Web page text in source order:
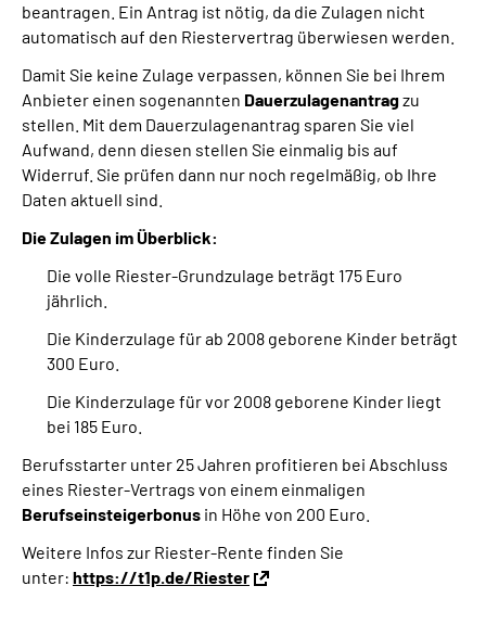
Die DRV Knappschaft-Bahn-See in Deutscher
Gebärdensprache
Leichte Sprache
Suche
Mein Kundenportal
beantragen. Ein Antrag ist nötig, da die Zulagen nicht
automatisch auf den Riestervertrag überwiesen werden.
Damit Sie keine Zulage verpassen, können Sie bei Ihrem
Anbieter einen sogenannten Dauerzulagenantragzu
stellen. Mit dem Dauerzulagenantrag sparen Sie viel
Aufwand, denn diesen stellen Sie einmalig bis auf
Widerruf. Sie prüfen dann nur noch regelmäßig, ob Ihre
Daten aktuell sind.
Die Zulagen im Überblick:
Die volle Riester-Grundzulage beträgt 175 Euro
jährlich.
Die Kinderzulage für ab 2008 geborene Kinder beträgt
300 Euro.
Die Kinderzulage für vor 2008 geborene Kinder liegt
bei 185 Euro.
Berufsstarter unter 25 Jahren profitieren bei Abschluss
eines Riester-Vertrags von einem einmaligen
Berufseinsteigerbonus in Höhe von 200 Euro.
Weitere Infos zur Riester-Rente finden Sie
unter: https://t1p.de/Riester